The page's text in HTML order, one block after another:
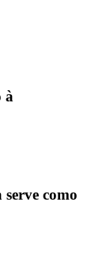
à
como